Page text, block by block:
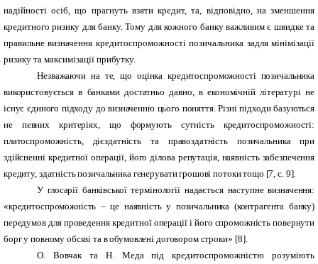
надійності осіб, що прагнуть взяти кредит, та, відповідно, на зменшення
кредитного ризику для банку. Тому для кожного банку важливим є швидке та
правильне визначення кредитоспроможності позичальника задля мінімізації
ризику та максимізації прибутку.
Незважаючи на те, що оцінка кредитоспроможності позичальника
використовується в банками достатньо давно, в економічній літературі не
існує єдиного підходу до визначенню цього поняття. Різні підходи базуються
не певних критеріях, що формують сутність кредитоспроможності:
платоспроможність, дієздатність та правоздатність позичальника при
здійсненні кредитної операції, його ділова репутація, наявність забезпечення
кредиту, здатність позичальника генерувати грошові потоки тощо [7, с. 9].
У глосарії банківської термінології надається наступне визначення:
«кредитоспроможність – це наявність у позичальника (контрагента банку)
передумов для проведення кредитної операції і його спроможність повернути
борг у повному обсязі та в обумовлені договором строки» [8].
О. Вовчак та Н. Меда під кредитоспроможністю розуміють